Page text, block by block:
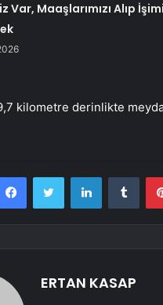
Var, Maaşlarımızı Alıp
kilometre derinlikte
FacebookTwitter LinkedIn
ERTAN KASAP